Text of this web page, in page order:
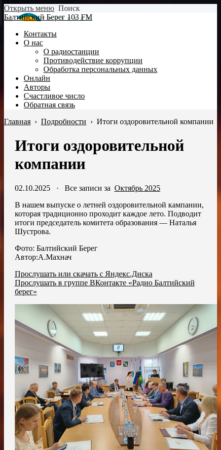
Открыть меню Поиск
Балтийский Берег 103 FM
Контакты
О нас
О радиостанции
Противодействие коррупции
Обработка персональных данных
Онлайн
Авторы
Счастливое число
Обратная связь
Главная › Подробности › Итоги оздоровительной компании
Итоги оздоровительной
компании
02.10.2025· Все записи за Октябрь 2025
В нашем выпуске о летней оздоровительной кампании,
которая традиционно проходит каждое лето. Подводит
итоги председатель комитета образования — Наталья
Шустрова.
Фото: Балтийский Берег
Автор:А.Махнач
Прослушать или скачать с Яндекс.Диска
Прослушать в группе ВКонтакте «Радио Балтийский
берег»